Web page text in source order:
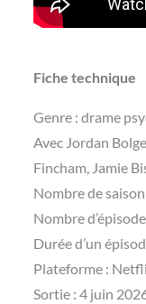
Fiche technique
Genre : drame
Avec Jordan
Fincham, Jamie
Nombre de saison
Nombre
Durée d’un
Plateforme :
Sortie : 4 juin